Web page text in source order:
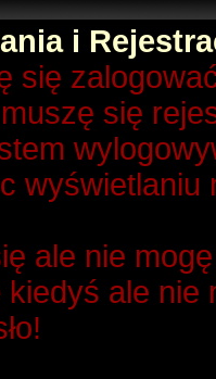
i
się
się
ale nie
kiedyś ale